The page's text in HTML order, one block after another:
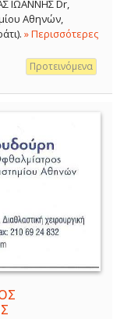
ΙΩΑΝΝΗΣ Dr,
Αθηνών,
» Περισσότερες
Προτεινόμενα